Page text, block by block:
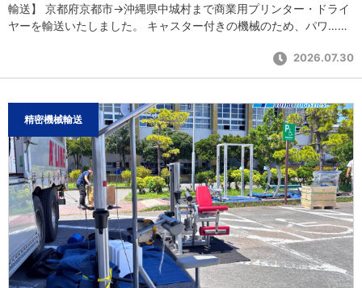
輸送】 京都府京都市→沖縄県中城村まで商業用プリンター・ドライ
ヤーを輸送いたしました。 キャスター付きの機械のため、パワ……
2026.07.30
精密機械輸送